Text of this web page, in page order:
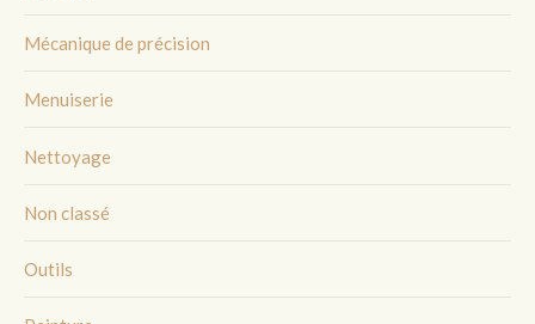
Mécanique de précision
Menuiserie
Nettoyage
Non classé
Outils